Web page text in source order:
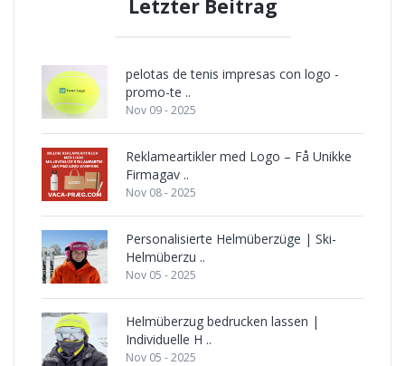
Letzter Beitrag
pelotas de tenis impresas con logo -
promo-te ..
Nov 09 - 2025
Reklameartikler med Logo – Få Unikke
Firmagav ..
Nov 08 - 2025
Personalisierte Helmüberzüge | Ski-
Helmüberzu ..
Nov 05 - 2025
Helmüberzug bedrucken lassen |
Individuelle H ..
Nov 05 - 2025